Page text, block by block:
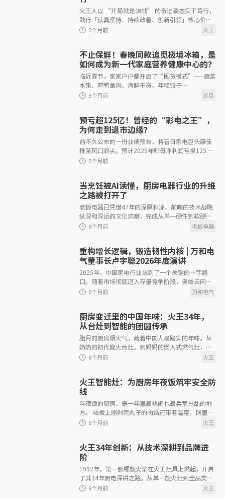
4个月前
4个月前
4个月前
火王人以 “开局就是决战” 的奋进姿态实干笃行，
践行「认真坚持、持续改善、创新引领」核心价值
观，借火运之势，赴新岁之约，以初心筑底气，以
不止保鲜！春晚同款追觅极境冰箱，是
如何成为新一代家庭营养健康中心的？
临近春节，家家户户都开启了“囤货模式”——蔬菜
水果、鸡鸭鱼肉、海鲜干货、年糕饺子
&hellip;&hellip;冰箱一下子被塞得满满当当。但传
预亏超125亿！曾经的“彩电之王”，
为何走到退市边缘？
前不久公布的一份业绩预告，将昔日家电巨头康佳
推至风口浪尖。预计2025年归母净利润亏损125.81
亿至155.73亿元，期末净资产为负，这意味着公司
当烹饪被AI读懂，厨房电器行业的升维
之路被打开了
老板电器已凭借47年的深厚积淀、前瞻的技术战略
纵深和深远的文化洞察，完成从单一硬件到软硬一
体，从产品到生态，从商业到文化的系统性布局。
重构增长逻辑，锻造韧性内核 | 万和电
气董事长卢宇聪2026年度演讲
2025年，中国家电行业站到了一个关键的十字路
口。随着市场彻底迈入存量竞争阶段，奥维云网报
告数据显示，全年家电零售市场规模在承压中同比
厨房变迁里的中国年味：火王34年，
从台灶到智能的团圆传承
腊月的厨房烟火气，藏着中国人最踏实的年味。从
奶奶的初代旋火台灶，到妈妈的嵌入式燃气灶，再
到如今我的火王智能灶，三代人的团圆记忆里，火
火王智能灶：为厨房年夜饭筑牢安全防
线
年夜饭的厨房，是一年里最热闹也最兵荒马乱的地
方。 砧板上刚剁完丸子的肉馅还带着温度，锅里的
红烧蹄髈正咕嘟冒泡，你刚转身要去找调味佐料，
火王34年创新：从技术深耕到品牌进
阶
1992年，第一簇螺旋火焰在火王灶具上燃起，开启
了其34年厨电深耕之路。从单一旋火灶到全品类智
能厨电，从默默无闻到手握数百项专利、领跑智能